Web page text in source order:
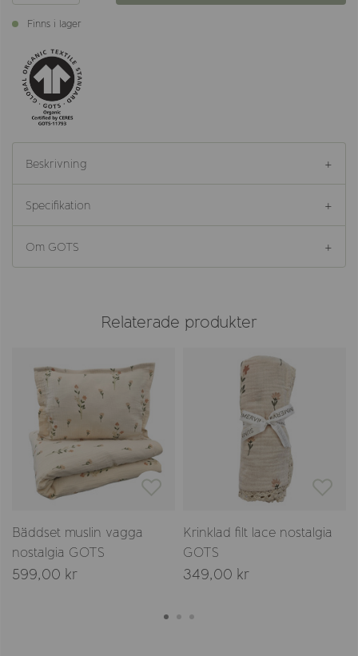
Finns i lager
Beskrivning
Specifikation
Om GOTS
Relaterade produkter
Bäddset muslin vagga
nostalgia GOTS
599,00 kr
Krinklad filt lace nostalgia
GOTS
349,00 kr